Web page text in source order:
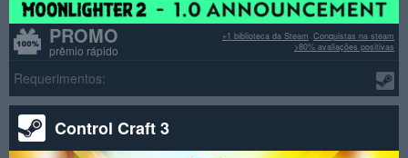
PROMO
prêmio rápido
Conquistas na steam
+1 biblioteca da Steam
>80% avaliações positivas
Requerimentos:
Control Craft 3